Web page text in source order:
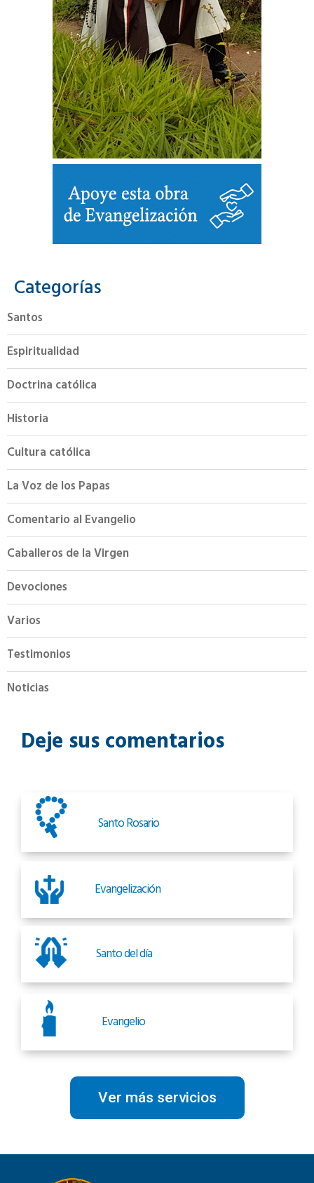
Categorías
Santos
Espiritualidad
Doctrina católica
Historia
Cultura católica
La Voz de los Papas
Comentario al Evangelio
Caballeros de la Virgen
Devociones
Varios
Testimonios
Noticias
Deje sus comentarios
Santo Rosario
Evangelización
Santo del día
Evangelio
Ver más servicios